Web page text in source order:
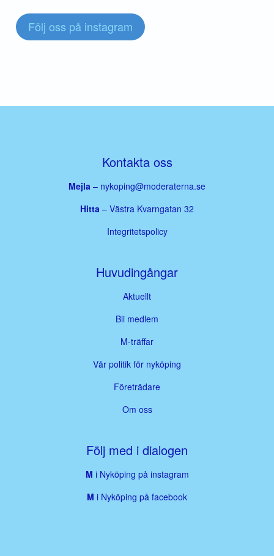
Följ oss på instagram
Kontakta oss
Mejla – nykoping@moderaterna.se
Hitta – Västra Kvarngatan 32
Integritetspolicy
Huvudingångar
Aktuellt
Bli medlem
M-träffar
Vår politik för nyköping
Företrädare
Om oss
Följ med i dialogen
M i Nyköping på instagram
M i Nyköping på facebook